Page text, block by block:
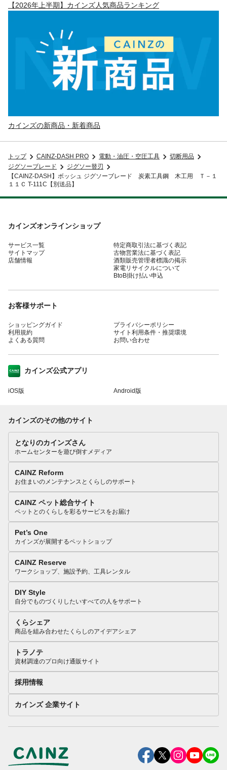
【2026年上半期】カインズ人気商品ランキング
カインズの新商品・新着商品
トップ CAINZ-DASH PRO 電動・油圧・空圧工具
切断用品
ジグソーブレード
ジグソー替刃
【CAINZ-DASH】ボッシュ ジグソーブレード 炭素工具鋼 木工用 Ｔ－１
１１Ｃ T-111C【別送品】
カインズオンラインショップ
サービス一覧
サイトマップ
店舗情報
特定商取引法に基づく表記
古物営業法に基づく表記
酒類販売管理者標識の掲示
家電リサイクルについて
BtoB掛け払い申込
お客様サポート
ショッピングガイド
利用規約
よくある質問
プライバシーポリシー
サイト利用条件・推奨環境
お問い合わせ
カインズ公式アプリ
iOS版 Android版
カインズのその他のサイト
となりのカインズさん
ホームセンターを遊び倒すメディア
CAINZ Reform
お住まいのメンテナンスとくらしのサポート
CAINZ ペット総合サイト
ペットとのくらしを彩るサービスをお届け
Pet’s One
カインズが展開するペットショップ
CAINZ Reserve
ワークショップ、施設予約、工具レンタル
DIY Style
自分でものづくりしたいすべての人をサポート
くらシェア
商品を組み合わせたくらしのアイデアシェア
トラノテ
資材調達のプロ向け通販サイト
採用情報
カインズ 企業サイト